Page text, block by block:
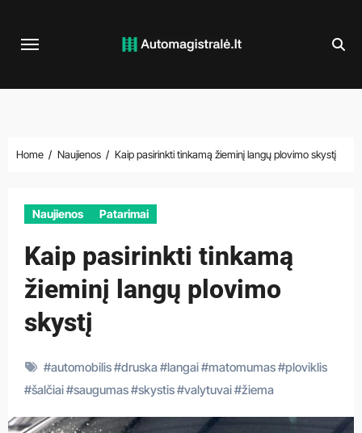
Home Naujienos Kaip pasirinkti tinkamą žieminį langų plovimo skystį
Naujienos Patarimai
Kaip pasirinkti tinkamą
žieminį langų plovimo
skystį
#automobilis#druska#langai#matomumas#ploviklis
#šalčiai#saugumas#skystis#valytuvai#žiema